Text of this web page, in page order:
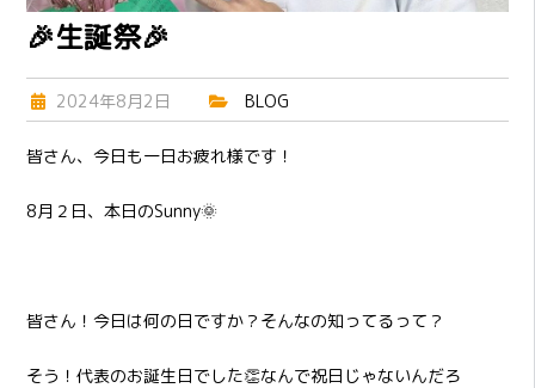
🎉生誕祭🎉
2024年8月2日 BLOG
皆さん、今日も一日お疲れ様です！
8月２日、本日のSunny🌞
皆さん！今日は何の日ですか？そんなの知ってるって？
そう！代表のお誕生日でした👏なんで祝日じゃないんだろ